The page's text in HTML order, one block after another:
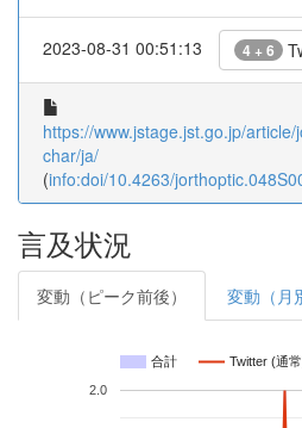
2023-08-31 00:51:13 4 + 6
https://www.jstage.jst.go.jp/
char/ja/
(info:doi/10.4263/
言及状況
変動（ピーク前後） 変動（月
合計 Twitter (通
2.0